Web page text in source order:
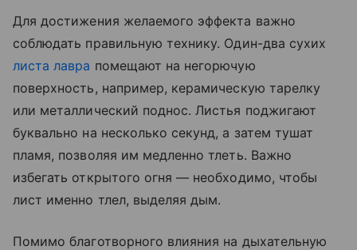
Для достижения желаемого эффекта важно
соблюдать правильную технику. Один-два сухих
листа лавра помещают на негорючую
поверхность, например, керамическую тарелку
или металлический поднос. Листья поджигают
буквально на несколько секунд, а затем тушат
пламя, позволяя им медленно тлеть. Важно
избегать открытого огня — необходимо, чтобы
лист именно тлел, выделяя дым.
Помимо благотворного влияния на дыхательную